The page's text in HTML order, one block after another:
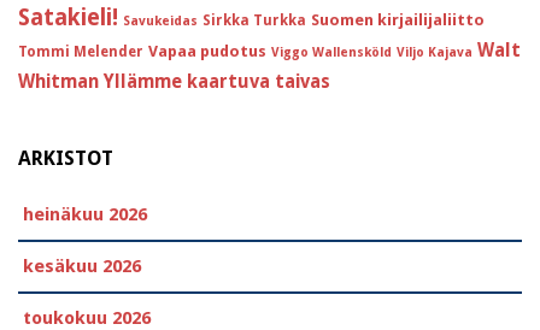
Satakieli! Savukeidas Sirkka Turkka Suomen kirjailijaliitto
Tommi Melender Vapaa pudotus Viggo Wallensköld Viljo Kajava Walt
Whitman Yllämme kaartuva taivas
ARKISTOT
heinäkuu 2026
kesäkuu 2026
toukokuu 2026